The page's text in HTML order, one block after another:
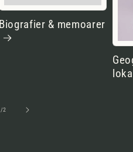
Biografier & memoarer
/av
2